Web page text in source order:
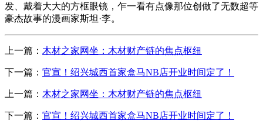
发、戴着大大的方框眼镜，乍一看有点像那位创做了无数超等
豪杰故事的漫画家斯坦·李。
上一篇： 木材之家网坐：木材财产链的焦点枢纽
下一篇： 官宣！绍兴城西首家盒马NB店开业时间定了！
上一篇： 木材之家网坐：木材财产链的焦点枢纽
下一篇： 官宣！绍兴城西首家盒马NB店开业时间定了！